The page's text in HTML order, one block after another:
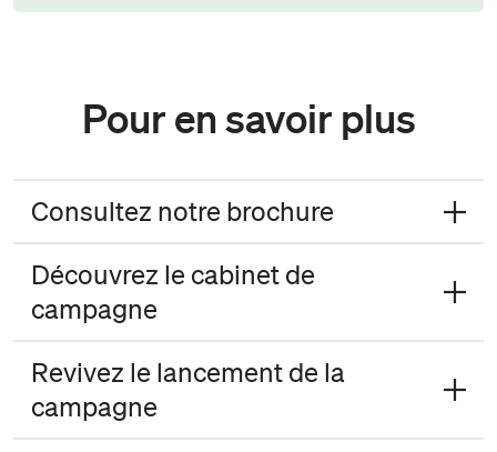
Pour en savoir plus
Consultez notre brochure
Découvrez le cabinet de
campagne
Revivez le lancement de la
campagne